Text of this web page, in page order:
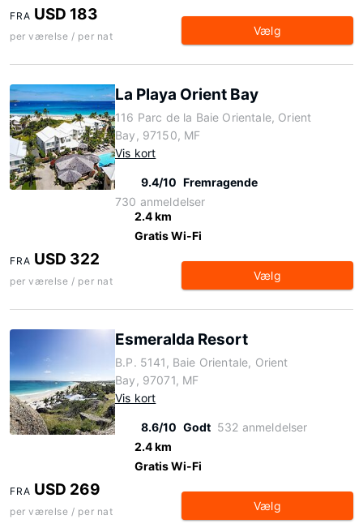
FRA USD 183
per værelse / per nat Vælg
La Playa Orient Bay
116 Parc de la Baie Orientale, Orient
Bay, 97150, MF
Vis kort
9.4/10 Fremragende
730 anmeldelser
2.4 km
Gratis Wi-Fi
FRA USD 322
per værelse / per nat Vælg
Esmeralda Resort
B.P. 5141, Baie Orientale, Orient
Bay, 97071, MF
Vis kort
8.6/10 Godt 532 anmeldelser
2.4 km
Gratis Wi-Fi
FRA USD 269
per værelse / per nat Vælg